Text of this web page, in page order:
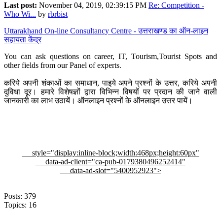
Last post: November 04, 2019, 02:39:15 PM Re: Competition -
Who Wi... by rbrbist
Uttarakhand On-line Consultancy Centre - उत्तराखण्ड का ऑन-लाइन
सहायता केंद्र
You can ask questions on career, IT, Tourism,Tourist Spots and
other fields from our Panel of experts.
करिये अपनी शंकाओं का समाधान, पाइये अपने प्रश्नों के उत्तर, करिये अपनी
दुविधा दूर। हमारे विशेषज्ञों द्वारा विभिन्न विषयों पर प्रदान की जाने वाली
जानकारी का लाभ उठायें। ऑनलाइन प्रश्नों के ऑनलाइन उत्तर पायें।
style="display:inline-block;width:468px;height:60px"
data-ad-client="ca-pub-0179380496252414"
data-ad-slot="5400952923">
Posts: 379
Topics: 16